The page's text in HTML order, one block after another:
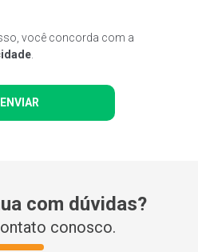
você concorda com a
ENVIAR
com dúvidas?
conosco.